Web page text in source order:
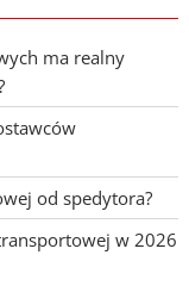
ma realny
od spedytora?
w 2026